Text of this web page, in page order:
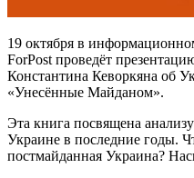
19 октября в
ForPost проведёт
Константина Кеворкяна об
«Унесённые Майданом».
Эта книга посвящена
Украине в последние годы.
постмайданная Украина?